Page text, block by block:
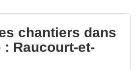
votes
chantiers dans
Raucourt-et-